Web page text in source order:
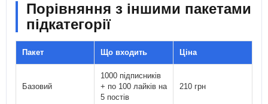
Порівняння з іншими пакетами
підкатегорії
Пакет Що входить Ціна
Базовий
1000 підписників
+ по 100 лайків на
5 постів
210 грн